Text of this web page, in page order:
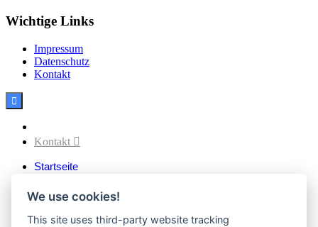
Wichtige Links
Impressum
Datenschutz
Kontakt

Kontakt 
Startseite
Verein
Vereinsvorstand
Vereinssatzung
We use cookies!
This site uses third-party website tracking